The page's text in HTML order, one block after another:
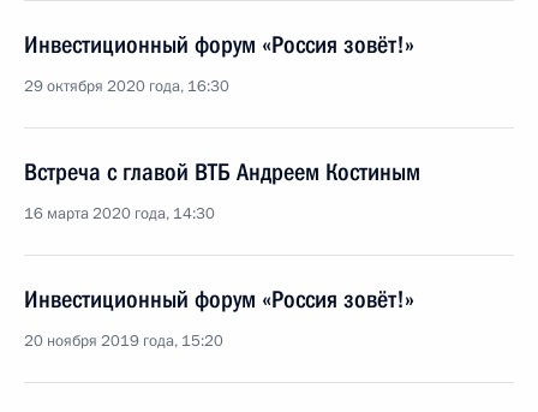
Инвестиционный форум «Россия зовёт!»
29 октября 2020 года, 16:30
Встреча с главой ВТБ Андреем Костиным
16 марта 2020 года, 14:30
Инвестиционный форум «Россия зовёт!»
20 ноября 2019 года, 15:20